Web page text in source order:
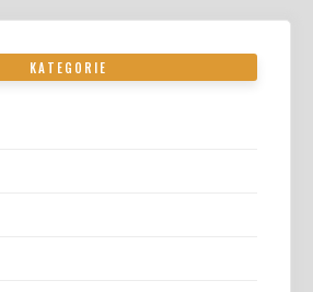
KATEGORIE